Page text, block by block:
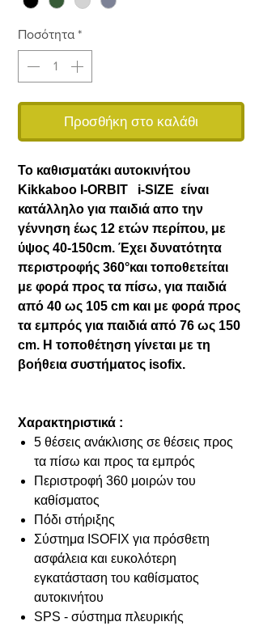
Ποσότητα *
Προσθήκη στο καλάθι
Το καθισματάκι αυτοκινήτου
Kikkaboo I-ORBIT i-SIZE είναι
κατάλληλο για παιδιά απο την
γέννηση έως 12 ετών περίπου, με
ύψος 40-150cm. Έχει δυνατότητα
περιστροφής 360°και τοποθετείται
με φορά προς τα πίσω, για παιδιά
από 40 ως 105 cm και με φορά προς
τα εμπρός για παιδιά από 76 ως 150
cm. Η τοποθέτηση γίνεται με τη
βοήθεια συστήματος isofix.
Χαρακτηριστικά :
5 θέσεις ανάκλισης σε θέσεις προς
τα πίσω και προς τα εμπρός
Περιστροφή 360 μοιρών του
καθίσματος
Πόδι στήριξης
Σύστημα ISOFIX για πρόσθετη
ασφάλεια και ευκολότερη
εγκατάσταση του καθίσματος
αυτοκινήτου
SPS - σύστημα πλευρικής